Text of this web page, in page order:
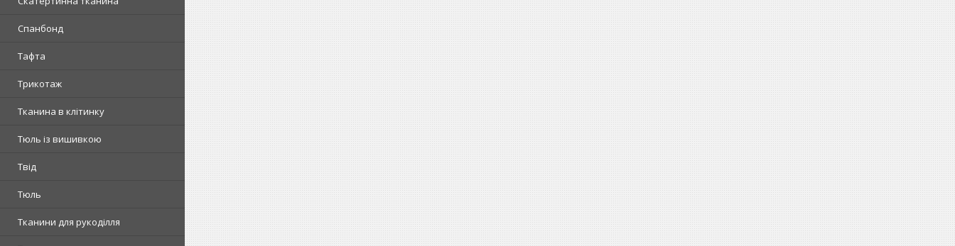
Спанбонд
Тафта
Трикотаж
Тканина в клітинку
Тюль із вишивкою
Твід
Тюль
Тканини для рукоділля